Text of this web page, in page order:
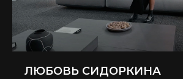
ЛЮБОВЬ СИДОРКИНА